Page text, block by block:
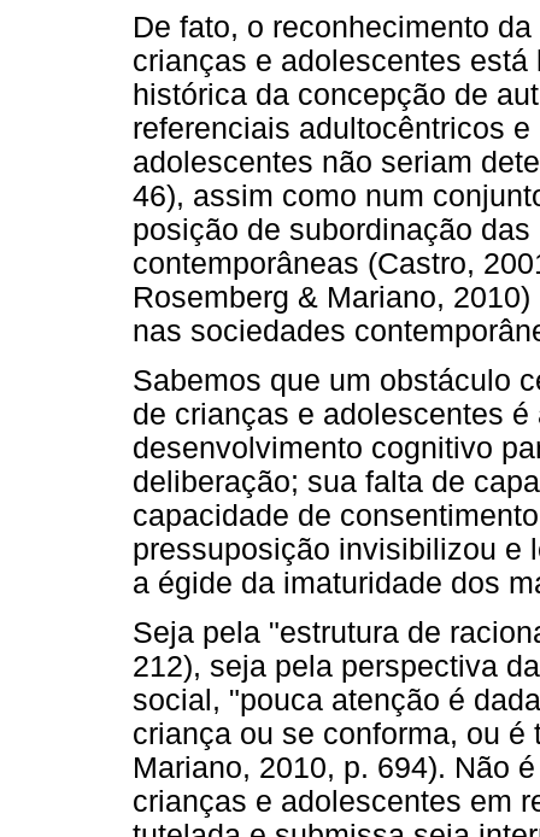
De fato, o reconhecimento
crianças e adolescentes
histórica da concepção de
referenciais adultocêntricos
adolescentes não seriam
46), assim como num
posição de subordinação
contemporâneas (Castro,
Rosemberg & Mariano,
nas sociedades
Sabemos que um obstáculo
de crianças e adolescentes
desenvolvimento cognitivo
deliberação; sua falta de
capacidade de
pressuposição invisibilizou e
a égide da imaturidade dos
Seja pela "estrutura de
212), seja pela perspectiva
social, "pouca atenção é
criança ou se conforma, ou
Mariano, 2010, p. 694). Não
crianças e adolescentes em